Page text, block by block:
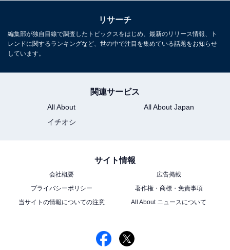
好きな深夜枠の秋ドラマランキング！ 2位『マ
リサーチ
編集部が独自目線で調査したトピックスをはじめ、最新のリリース情報、ト
レンドに関するランキングなど、世の中で注目を集めている話題をお知らせ
しています。
関連サービス
All About
All About Japan
イチオシ
サイト情報
会社概要
広告掲載
プライバシーポリシー
著作権・商標・免責事項
当サイトの情報についての注意
All About ニュースについて